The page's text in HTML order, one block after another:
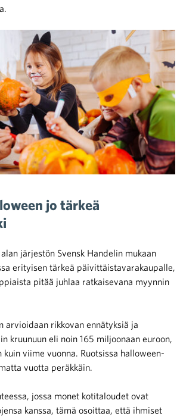
jo tärkeä
järjestön Svensk Handelin mukaan
erityisen tärkeä päivittäistavarakaupalle,
pitää juhlaa ratkaisevana myynnin
arvioidaan rikkovan ennätyksiä ja
kruunuun eli noin 165 miljoonaan euroon,
kuin viime vuonna. Ruotsissa halloween-
vuotta peräkkäin.
jossa monet kotitaloudet ovat
kanssa, tämä osoittaa, että ihmiset